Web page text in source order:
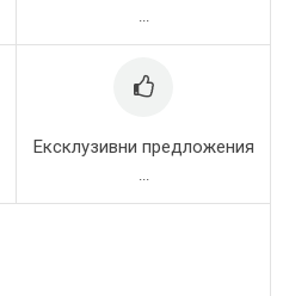
Ексклузивни предложения